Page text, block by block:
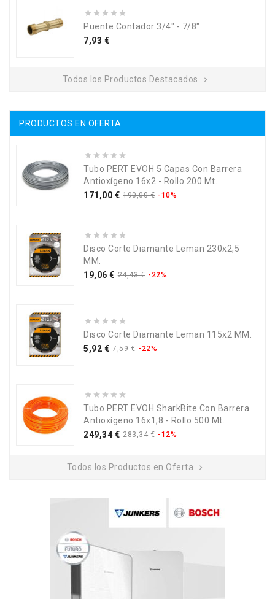
Puente Contador 3/4" - 7/8"
Precio
7,93 €
Todos los Productos Destacados 
PRODUCTOS EN OFERTA
Tubo PERT EVOH 5 Capas Con Barrera
Antioxígeno 16x2 - Rollo 200 Mt.
171,00 € 190,00 € -10%
Disco Corte Diamante Leman 230x2,5
MM.
19,06 € 24,43 € -22%
Disco Corte Diamante Leman 115x2 MM.
5,92 € 7,59 € -22%
Tubo PERT EVOH SharkBite Con Barrera
Antioxígeno 16x1,8 - Rollo 500 Mt.
249,34 € 283,34 € -12%
Todos los Productos en Oferta 